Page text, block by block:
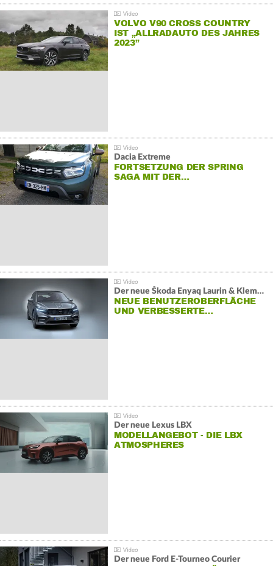
VOLVO V90 CROSS COUNTRY
IST „ALLRADAUTO DES JAHRES
2023”
Dacia Extreme
FORTSETZUNG DER SPRING
SAGA MIT DER…
Der neue Škoda Enyaq Laurin & Klement
NEUE BENUTZEROBERFLÄCHE
UND VERBESSERTE…
Der neue Lexus LBX
MODELLANGEBOT - DIE LBX
ATMOSPHERES
Der neue Ford E-Tourneo Courier